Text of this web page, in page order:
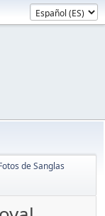
de Sanglas